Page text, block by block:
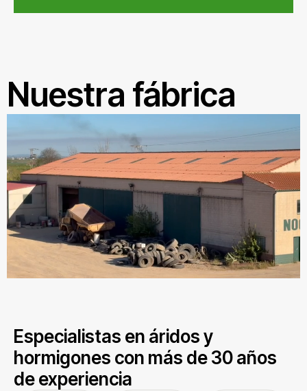
Nuestra fábrica
Especialistas en áridos y
hormigones con más de 30 años
de experiencia